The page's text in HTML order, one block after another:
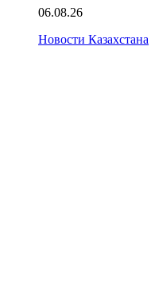
06.08.26
Новости Казахстана